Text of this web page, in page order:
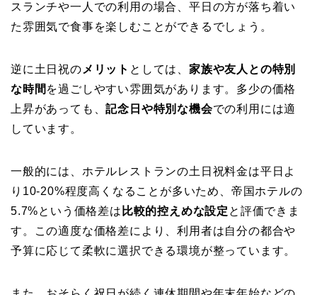
スランチや一人での利用の場合、平日の方が落ち着い
た雰囲気で食事を楽しむことができるでしょう。
逆に土日祝の メリット としては、家族や友人との特別
な時間 を過ごしやすい雰囲気があります。多少の価格
上昇があっても、記念日や特別な機会での利用には適
しています。
一般的には、ホテルレストランの土日祝料金は平日よ
り10-20%程度高くなることが多いため、帝国ホテルの
5.7%という価格差は 比較的控えめな設定 と評価できま
す。この適度な価格差により、利用者は自分の都合や
予算に応じて柔軟に選択できる環境が整っています。